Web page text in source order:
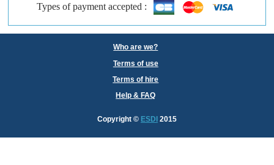
Types of payment accepted :
Who are we?
Terms of use
Terms of hire
Help & FAQ
Copyright © ESDI 2015